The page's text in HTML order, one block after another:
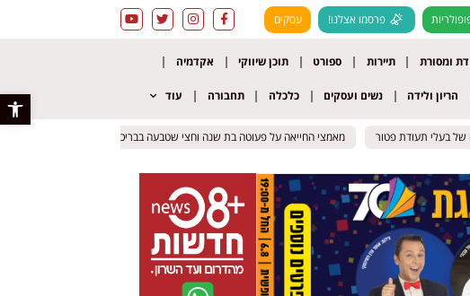
פתח
פרסמו אצלנו! עסקים
דת ומסורת תיירות ספורט תוכן שיווקי אקדמיה
הריון ולידה נשים ועסקים כלכלה תחבורה עוד
תעודת פטור
תעודת פטור מאמצי החייאה על פעוטה בת שנה וחצי שטבעה בבריכה ביתית באשקלון
מאמצי החייאה על פעוטה בת שנה וחצי שטבעה בבריכה ביתית באשקלון